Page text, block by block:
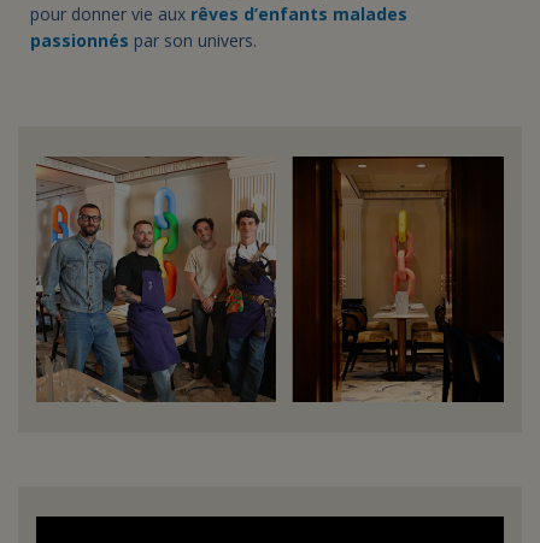
pour donner vie aux rêves d’enfants malades
passionnés par son univers.